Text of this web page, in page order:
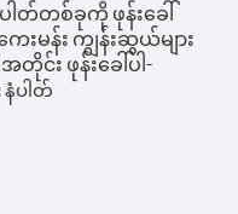
ါတ်တစ်ခုကို ဖုန်းခေါ်
းမန်း ကျွန်းဆွယ်များ
င်း ဖုန်းခေါ်ပါ-
ပါတ်